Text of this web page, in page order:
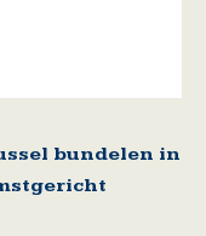
bundelen in